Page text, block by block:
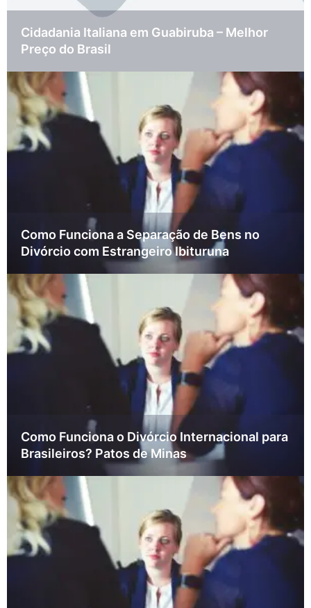
Cidadania Italiana em Guabiruba – Melhor
Preço do Brasil
Como Funciona a Separação de Bens no
Divórcio com Estrangeiro Ibituruna
Como Funciona o Divórcio Internacional para
Brasileiros? Patos de Minas